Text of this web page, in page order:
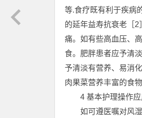
等.食疗既有利于疾病
的延年益寿抗衰老［
痛。如有些高血压、
食。肥胖患者应予清
予清淡有营养、易消
肉果菜营养丰富的食
4 基本护理操作应
如可遵医嘱对风湿